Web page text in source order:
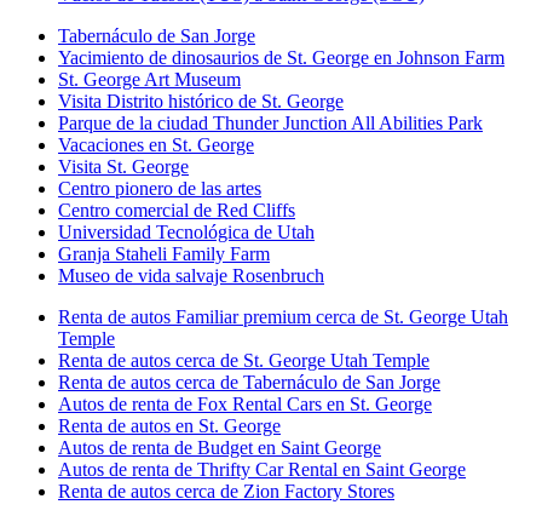
Tabernáculo de San Jorge
Yacimiento de dinosaurios de St. George en Johnson Farm
St. George Art Museum
Visita Distrito histórico de St. George
Parque de la ciudad Thunder Junction All Abilities Park
Vacaciones en St. George
Visita St. George
Centro pionero de las artes
Centro comercial de Red Cliffs
Universidad Tecnológica de Utah
Granja Staheli Family Farm
Museo de vida salvaje Rosenbruch
Renta de autos Familiar premium cerca de St. George Utah
Temple
Renta de autos cerca de St. George Utah Temple
Renta de autos cerca de Tabernáculo de San Jorge
Autos de renta de Fox Rental Cars en St. George
Renta de autos en St. George
Autos de renta de Budget en Saint George
Autos de renta de Thrifty Car Rental en Saint George
Renta de autos cerca de Zion Factory Stores